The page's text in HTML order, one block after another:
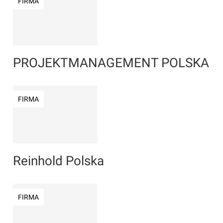
PROJEKTMANAGEMENT POLSKA
FIRMA
Reinhold Polska
FIRMA